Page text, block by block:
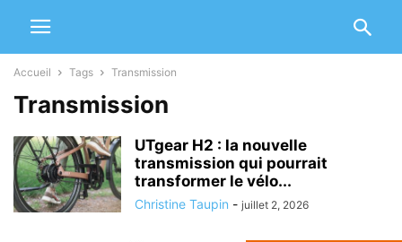
Accueil Tags Transmission
Transmission
UTgear H2 : la nouvelle
transmission qui pourrait
transformer le vélo...
Christine Taupin - juillet 2, 2026